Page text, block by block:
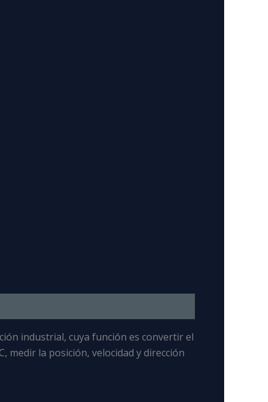
industrial, cuya función es convertir el
medir la posición, velocidad y dirección